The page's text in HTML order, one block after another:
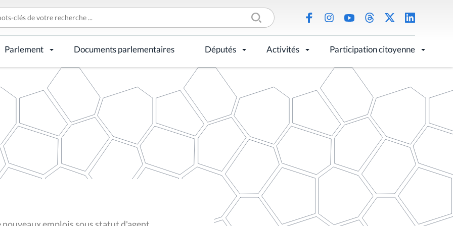
Parlement Documents parlementaires Députés Activités Participation citoyenne
nouveaux emplois sous statut d'agent